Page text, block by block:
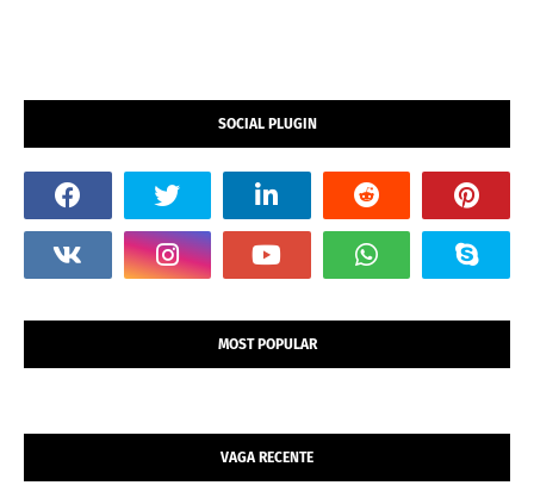
SOCIAL PLUGIN
MOST POPULAR
VAGA RECENTE